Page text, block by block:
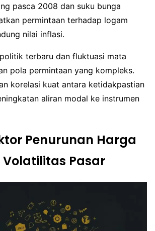
pasca 2008 dan suku bunga
permintaan terhadap logam
nilai inflasi.
terbaru dan fluktuasi mata
pola permintaan yang kompleks.
korelasi kuat antara ketidakpastian
aliran modal ke instrumen
Penurunan Harga
Volatilitas Pasar